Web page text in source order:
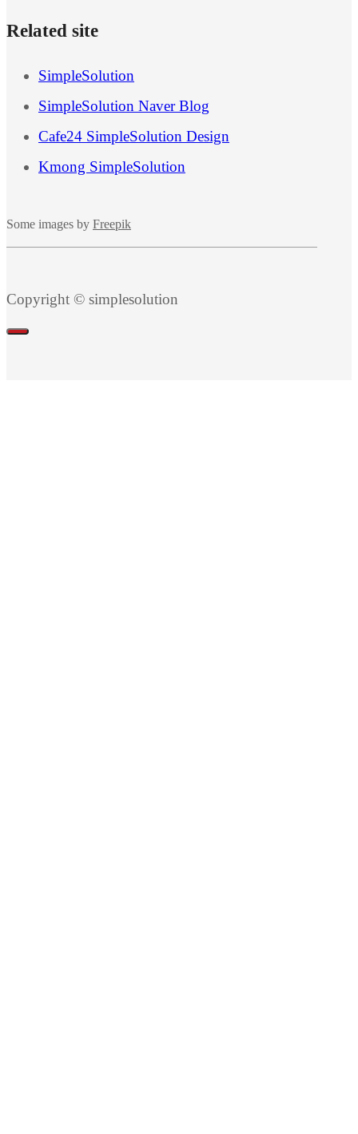
Related site
SimpleSolution
SimpleSolution Naver Blog
Cafe24 SimpleSolution Design
Kmong SimpleSolution
Some images by Freepik
Copyright © simplesolution